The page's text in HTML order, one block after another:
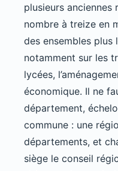
plusieurs anciennes
nombre à treize en
des ensembles plus
notamment sur les
lycées,
économique. Il ne
département,
commune : une
départements, et
siège le conseil